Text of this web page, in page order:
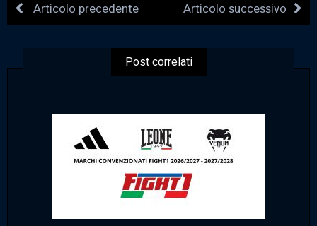
Articolo precedente Articolo successivo
Post correlati